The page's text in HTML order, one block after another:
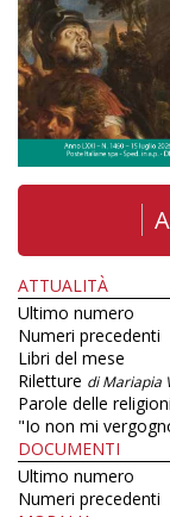
ATTUALITÀ
Ultimo numero
Numeri precedenti
Libri del mese
Riletture di Mariapia
Parole delle religioni
"Io non mi
DOCUMENTI
Ultimo numero
Numeri precedenti